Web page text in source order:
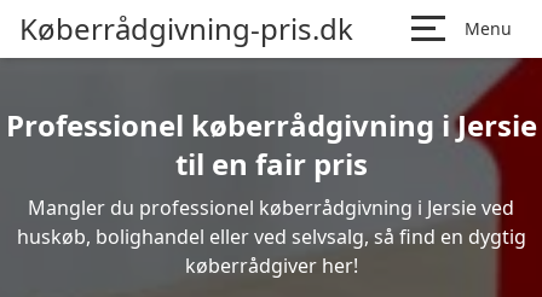
Køberrådgivning-pris.dk Menu
Professionel køberrådgivning i Jersie
til en fair pris
Mangler du professionel køberrådgivning i Jersie ved
huskøb, bolighandel eller ved selvsalg, så find en dygtig
køberrådgiver her!